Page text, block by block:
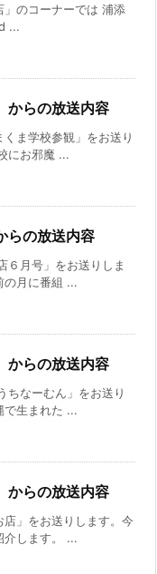
」のコーナーでは 浦添
...
からの放送内容
ま学校参観」をお送り
にお邪魔 ...
らの放送内容
６月号」をお送りしま
の月に番組 ...
からの放送内容
ちなーむん」をお送り
で生まれた ...
からの放送内容
」をお送りします。今
介します。 ...